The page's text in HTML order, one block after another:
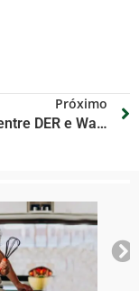
Próximo
Parceria entre DER e Waze registra 3,1 mil alertas nas rodovias do Piauí